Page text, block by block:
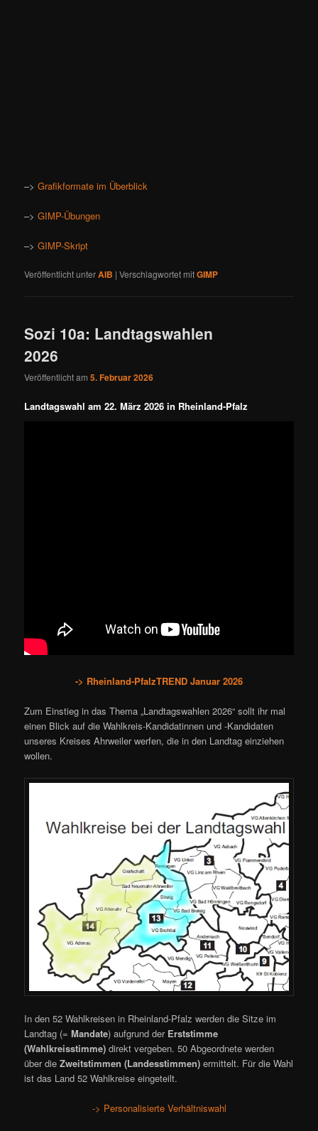
–>Grafikformate im Überblick
–>GIMP-Übungen
–>GIMP-Skript
Veröffentlicht unterAIB |Verschlagwortet mitGIMP
Sozi 10a: Landtagswahlen
2026
Veröffentlicht am5. Februar 2026
Landtagswahl am 22. März 2026 in Rheinland-Pfalz
-> Rheinland-PfalzTREND Januar 2026
Zum Einstieg in das Thema „Landtagswahlen 2026“ sollt ihr mal
einen Blick auf die Wahlkreis-Kandidatinnen und -Kandidaten
unseres Kreises Ahrweiler werfen, die in den Landtag einziehen
wollen.
In den 52 Wahlkreisen in Rheinland-Pfalz werden die Sitze im
Landtag (=Mandate) aufgrund der Erststimme
(Wahlkreisstimme) direkt vergeben. 50 Abgeordnete werden
über die Zweitstimmen (Landesstimmen) ermittelt. Für die Wahl
ist das Land 52 Wahlkreise eingeteilt.
-> Personalisierte Verhältniswahl